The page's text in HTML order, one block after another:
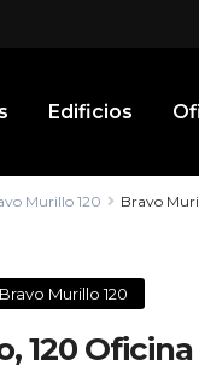
Edificios
Murillo 120 Bravo
Murillo 120
120